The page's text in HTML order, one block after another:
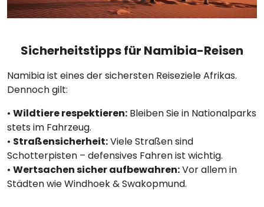
Sicherheitstipps für Namibia-Reisen
Namibia ist eines der sichersten Reiseziele Afrikas.
Dennoch gilt:
• Wildtiere respektieren: Bleiben Sie in Nationalparks
stets im Fahrzeug.
• Straßensicherheit:Viele Straßen sind
Schotterpisten – defensives Fahren ist wichtig.
• Wertsachen sicher aufbewahren:Vor allem in
Städten wie Windhoek & Swakopmund.